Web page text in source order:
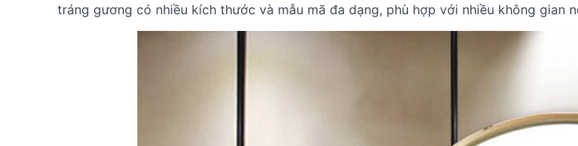
tráng gương có nhiều kích thước và mẫu mã đa dạng, phù hợp với nhiều không gian